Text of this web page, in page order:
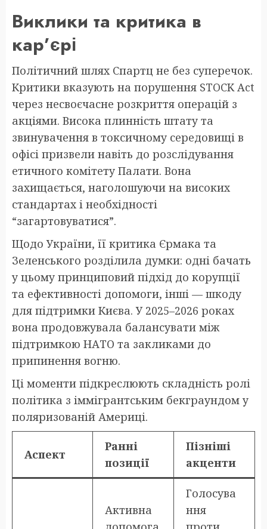
Виклики та критика в
кар’єрі
Політичний шлях Спартц не без суперечок.
Критики вказують на порушення STOCK Act
через несвоєчасне розкриття операцій з
акціями. Висока плинність штату та
звинувачення в токсичному середовищі в
офісі призвели навіть до розслідування
етичного комітету Палати. Вона
захищається, наголошуючи на високих
стандартах і необхідності
“загартовуватися”.
Щодо України, її критика Єрмака та
Зеленського розділила думки: одні бачать
у цьому принциповий підхід до корупції
та ефективності допомоги, інші — шкоду
для підтримки Києва. У 2025–2026 роках
вона продовжувала балансувати між
підтримкою НАТО та закликами до
припинення вогню.
Ці моменти підкреслюють складність ролі
політика з іммігрантським бекграундом у
поляризованій Америці.
Аспект
Ранні
позиції
Пізніші
акценти
Активна
Голосува
ння